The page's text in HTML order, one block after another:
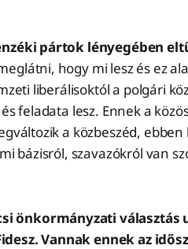
pártok lényegében
hogy mi lesz és ez
liberálisoktól a polgári
feladata lesz. Ennek a
a közbeszéd,
bázisról, szavazókról van
önkormányzati
Vannak ennek az